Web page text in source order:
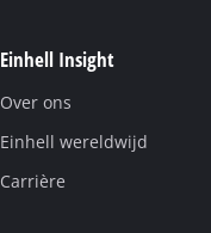
Einhell Insight
Over ons
Einhell wereldwijd
Carrière